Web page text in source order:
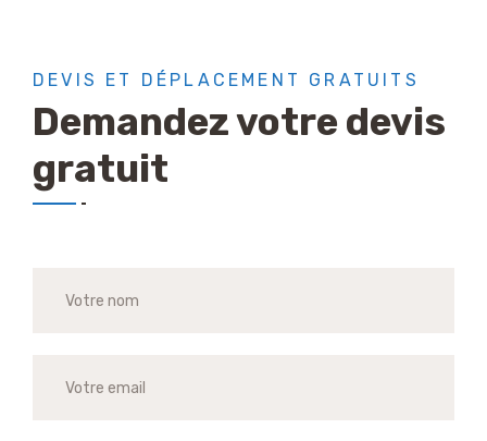
DEVIS ET DÉPLACEMENT GRATUITS
Demandez votre devis
gratuit